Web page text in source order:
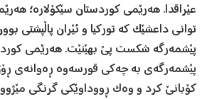
عێراقدا. هەرێمی کوردستان سێکۆلارە؛
توانی داعشێک کە تورکیا و ئێران پاڵپشتی
پێشمەرگە شکست پێ بهێنێت. هەرێمی
پێشمەرگەی بە چەکی قورسەوە ڕەوانەی
کۆبانێ کرد و وەک ڕووداوێکی گرنگی